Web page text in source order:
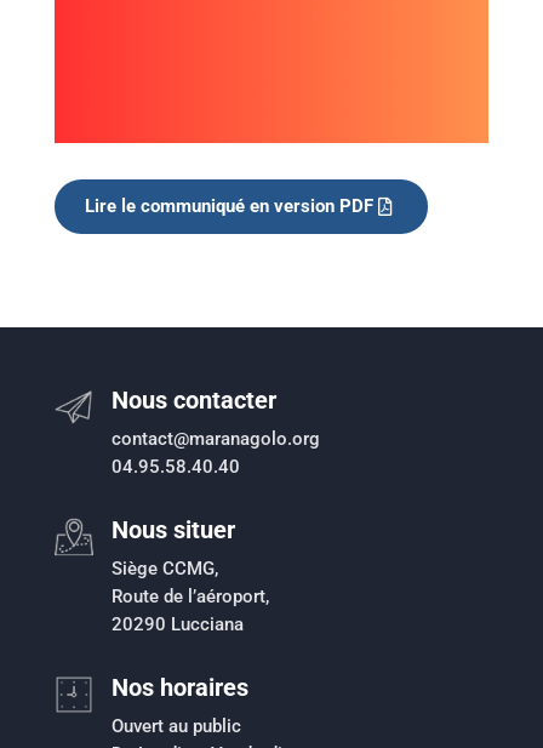
Lire le communiqué en version PDF
Nous contacter
contact@maranagolo.org
04.95.58.40.40
Nous situer
Siège CCMG,
Route de l’aéroport,
20290 Lucciana
Nos horaires
Ouvert au public